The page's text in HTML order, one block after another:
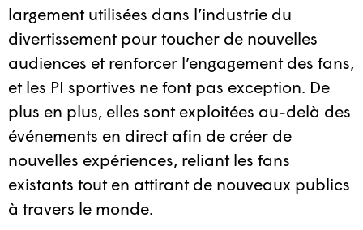
largement utilisées dans l’industrie du
divertissement pour toucher de nouvelles
audiences et renforcer l’engagement des fans,
et les PI sportives ne font pas exception. De
plus en plus, elles sont exploitées au-delà des
événements en direct afin de créer de
nouvelles expériences, reliant les fans
existants tout en attirant de nouveaux publics
à travers le monde.